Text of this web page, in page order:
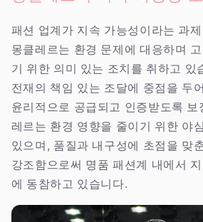
패션 업계가 지속 가능성이라는 과
몽클레르는 환경 문제에 대응하며
기 위한 의미 있는 조치를 취하고 있
전재의 책임 있는 조달에 중점을 두
윤리적으로 공급되고 인증받도록 보
레르는 환경 영향을 줄이기 위한 야
있으며, 품질과 내구성에 초점을 맞
강조함으로써 명품 패션계 내에서
에 동참하고 있습니다.